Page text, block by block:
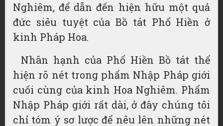
Nghiêm, để dẫn đến hiện hữu một quả
đức siêu tuyệt của Bồ tát Phổ Hiền ở
kinh Pháp Hoa.
Nhân hạnh của Phổ Hiền Bồ tát thể
hiện rõ nét trong phẩm Nhập Pháp giới
cuối cùng của kinh Hoa Nghiêm. Phẩm
Nhập Pháp giới rất dài, ở đây chúng tôi
chỉ tóm ý sơ lược để nêu lên những nét